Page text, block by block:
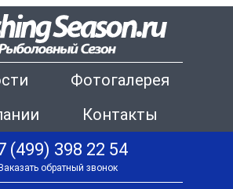
Фотогалерея
Контакты
(499) 398 22 54
обратный звонок